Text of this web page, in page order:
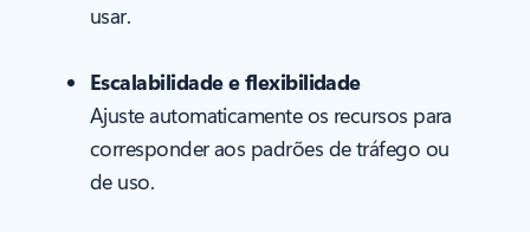
usar.
Escalabilidade e flexibilidade
Ajuste automaticamente os recursos para
corresponder aos padrões de tráfego ou
de uso.